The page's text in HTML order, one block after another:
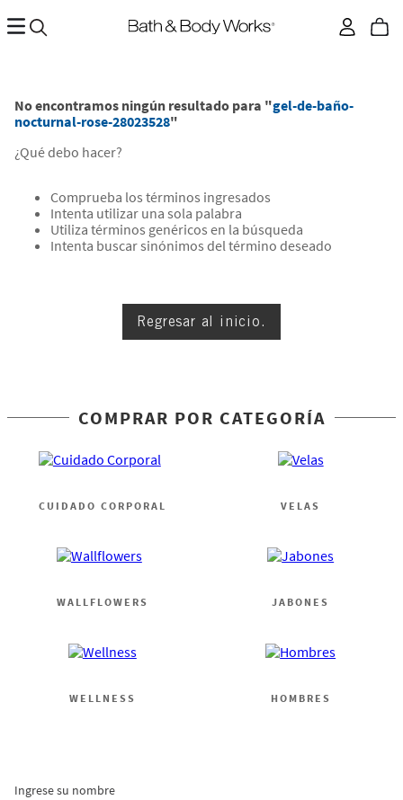
No encontramos ningún resultado para "gel-de-baño-
nocturnal-rose-28023528"
¿Qué debo hacer?
Comprueba los términos ingresados
Intenta utilizar una sola palabra
Utiliza términos genéricos en la búsqueda
Intenta buscar sinónimos del término deseado
Regresar al inicio.
COMPRAR POR CATEGORÍA
CUIDADO CORPORAL VELAS
WALLFLOWERS JABONES
WELLNESS HOMBRES
Ingrese su nombre